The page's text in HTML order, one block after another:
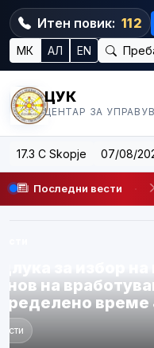
Итен повик: 112
МК АЛ EN
ЦУК
ЦЕНТАР ЗА
17.3 C Skopje 07/08/
Последни вести
JO 03-26 Јавен
Интерен оглас
унапредување
службеник во
со кризи